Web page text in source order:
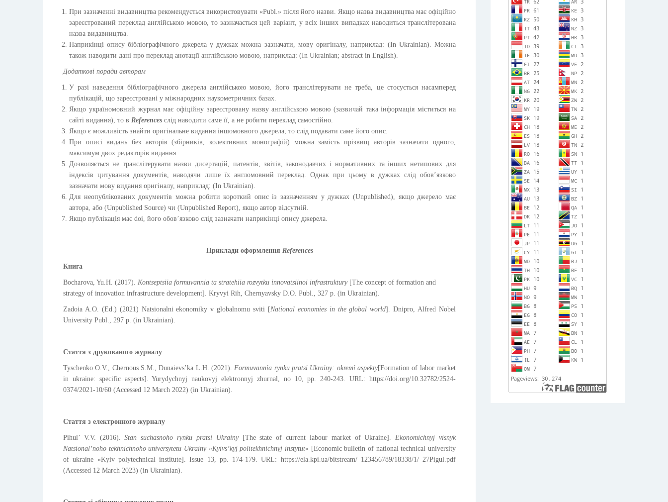
При зазначенні видавництва рекомендується використовувати «Publ.» після його назви. Якщо назва видавництва має офіційно
зареєстрований переклад англійською мовою, то зазначається цей варіант, у всіх інших випадках наводиться транслітерована
назва видавництва.
Наприкінці опису бібліографічного джерела у дужках можна зазначати, мову оригіналу, наприклад: (In Ukrainian). Можна
також наводити дані про переклад анотації англійською мовою, наприклад: (In Ukrainian; abstract in English).
Додаткові поради авторам
У разі наведення бібліографічного джерела англійською мовою, його транслітерувати не треба, це стосується насамперед
публікацій, що зареєстровані у міжнародних наукометричних базах.
Якщо україномовний журнал має офіційну зареєстровану назву англійською мовою (зазвичай така інформація міститься на
сайті видання), то в References слід наводити саме її, а не робити переклад самостійно.
Якщо є можливість знайти оригінальне видання іншомовного джерела, то слід подавати саме його опис.
При описі видань без авторів (збірників, колективних монографій) можна замість прізвищ авторів зазначати одного,
максимум двох редакторів видання.
Дозволяється не транслітерувати назви дисертацій, патентів, звітів, законодавчих і нормативних та інших нетипових для
індексів цитування документів, наводячи лише їх англомовний переклад. Однак при цьому в дужках слід обов’язково
зазначати мову видання оригіналу, наприклад: (In Ukrainian).
Для неопублікованих документів можна робити короткий опис із зазначенням у дужках (Unpublished), якщо джерело має
автора, або (Unpublished Source) чи (Unpublished Report), якщо автор відсутній.
Якщо публікація має doi, його обов’язково слід зазначати наприкінці опису джерела.
Приклади оформлення References
Книга
Bocharova, Yu.H. (2017). Kontseptsiia formuvannia ta stratehiia rozvytku innovatsiinoi infrastruktury [The concept of formation and
strategy of innovation infrastructure development]. Kryvyi Rih, Chernyavsky D.O. Publ., 327 p. (in Ukrainian).
Zadoia A.O. (Ed.) (2021) Natsionalni ekonomiky v globalnomu sviti [National economies in the global world]. Dnipro, Alfred Nobel
University Publ., 297 p. (in Ukrainian).
Стаття з друкованого журналу
Tyschenko O.V., Chernous S.M., Dunaievs’ka L.H. (2021).Formuvannia rynku pratsi Ukrainy: okremi aspekty[Formation of labor market
in ukraine: specific aspects]. Yurydychnyj naukovyj elektronnyj zhurnal, no 10, pp. 240-243. URL: https://doi.org/10.32782/2524-
0374/2021-10/60 (Accessed 12 March 2022) (in Ukrainian).
Стаття з електронного журналу
Pihul’ V.V. (2016).Stan suchasnoho rynku pratsi Ukrainy[The state of current labour market of Ukraine].Ekonomichnyj visnyk
Natsional’noho tekhnichnoho universytetu Ukrainy «Kyivs’kyj politekhnichnyj instytut» [Economic bulletin of national technical university
of ukraine «Kyiv polytechnical institute]. Issue 13, pp. 174-179. URL: https://ela.kpi.ua/bitstream/ 123456789/18338/1/ 27Pigul.pdf
(Accessed 12 March 2023) (in Ukrainian).